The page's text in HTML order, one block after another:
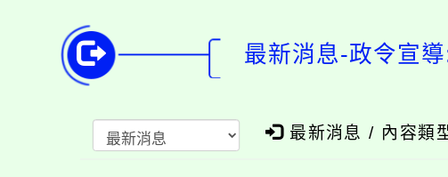
最新消息-政令宣
最新消息 / 內容類